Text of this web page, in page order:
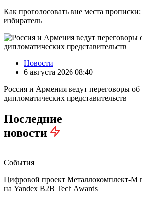
Как проголосовать вне места
избиратель
Новости
6 августа 2026 08:40
Россия и Армения ведут переговоры
дипломатических представительств
Последние
новости
События
Цифровой проект Металлокомплект-М
на Yandex B2B Tech Awards